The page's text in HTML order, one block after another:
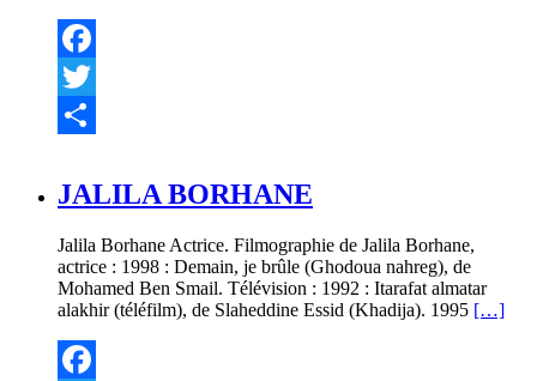
Facebook
Twitter
JALILA BORHANE
Jalila Borhane Actrice. Filmographie de Jalila Borhane,
actrice : 1998 : Demain, je brûle (Ghodoua nahreg), de
Mohamed Ben Smail. Télévision : 1992 : Itarafat almatar
alakhir (téléfilm), de Slaheddine Essid (Khadija). 1995 […]